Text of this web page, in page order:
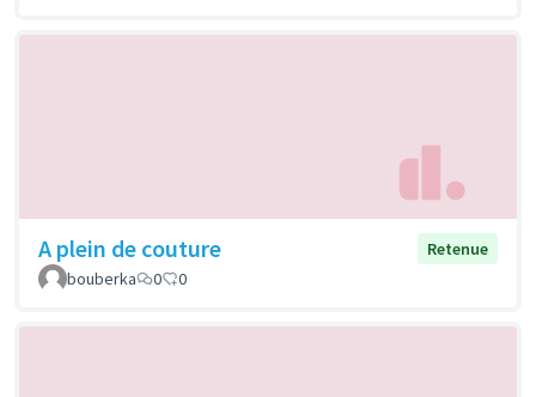
A plein de couture
Retenue
bouberka
0 0